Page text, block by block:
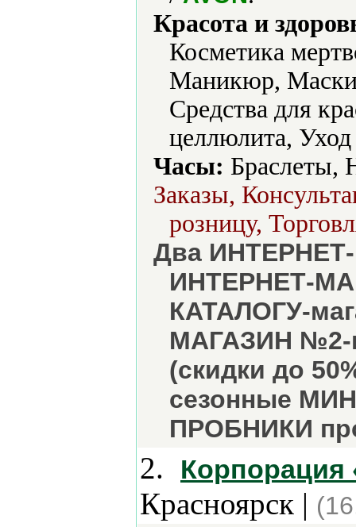
Красота и
Косметика
Маникюр, Маски
Средства для
целлюлита,
Часы: Браслеты,
Заказы,
розницу,
Два
ИНТЕРНЕТ-
КАТАЛОГУ-
МАГАЗИН №2-
(скидки до
сезонные
ПРОБНИКИ
2. Корпорация
Красноярск |